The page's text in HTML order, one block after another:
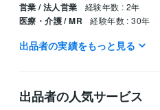
営業 / 法人営業 経験年数 : 2年
医療・介護 / MR 経験年数 : 30年
職歴
ベストプラクティス賞 ワールドベ
出品者の実績をもっと見る
出品者の人気サービス